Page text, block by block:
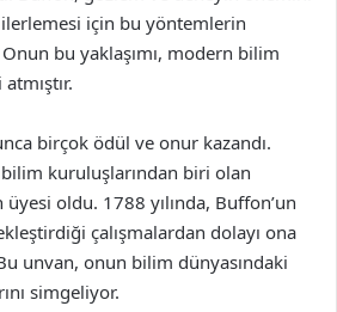
için bu yöntemlerin
bu yaklaşımı, modern bilim
birçok ödül ve onur kazandı.
bilim kuruluşlarından biri olan
üyesi oldu. 1788 yılında, Buffon’un
çalışmalardan dolayı ona
unvan, onun bilim dünyasındaki
simgeliyor.